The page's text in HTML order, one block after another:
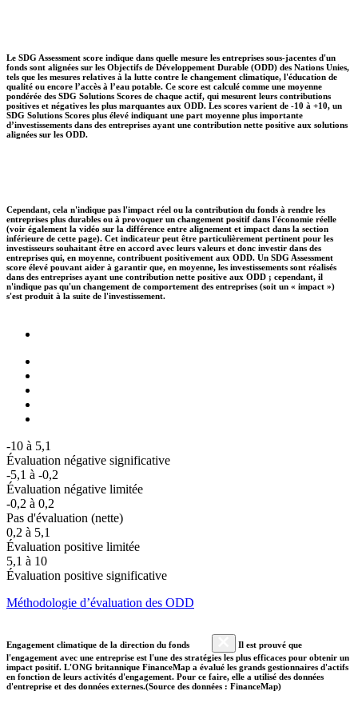
Le SDG Assessment score indique dans quelle mesure les entreprises sous-jacentes d'un
fonds sont alignées sur les Objectifs de Développement Durable (ODD) des Nations Unies,
tels que les mesures relatives à la lutte contre le changement climatique, l'éducation de
qualité ou encore l’accès à l’eau potable. Ce score est calculé comme une moyenne
pondérée des SDG Solutions Scores de chaque actif, qui mesurent leurs contributions
positives et négatives les plus marquantes aux ODD. Les scores varient de -10 à +10, un
SDG Solutions Scores plus élevé indiquant une part moyenne plus importante
d’investissements dans des entreprises ayant une contribution nette positive aux solutions
alignées sur les ODD.
Cependant, cela n'indique pas l'impact réel ou la contribution du fonds à rendre les
entreprises plus durables ou à provoquer un changement positif dans l'économie réelle
(voir également la vidéo sur la différence entre alignement et impact dans la section
inférieure de cette page). Cet indicateur peut être particulièrement pertinent pour les
investisseurs souhaitant être en accord avec leurs valeurs et donc investir dans des
entreprises qui, en moyenne, contribuent positivement aux ODD. Un SDG Assessment
score élevé pouvant aider à garantir que, en moyenne, les investissements sont réalisés
dans des entreprises ayant une contribution nette positive aux ODD ; cependant, il
n'indique pas qu'un changement de comportement des entreprises (soit un « impact »)
s'est produit à la suite de l'investissement.
-10 à 5,1
Évaluation négative significative
-5,1 à -0,2
Évaluation négative limitée
-0,2 à 0,2
Pas d'évaluation (nette)
0,2 à 5,1
Évaluation positive limitée
5,1 à 10
Évaluation positive significative
Méthodologie d’évaluation des ODD
Engagement climatique de la direction du fonds
Il est prouvé que
l'engagement avec une entreprise est l'une des stratégies les plus efficaces pour obtenir un
impact positif. L'ONG britannique FinanceMap a évalué les grands gestionnaires d'actifs
en fonction de leurs activités d'engagement. Pour ce faire, elle a utilisé des données
d'entreprise et des données externes.(Source des données : FinanceMap)